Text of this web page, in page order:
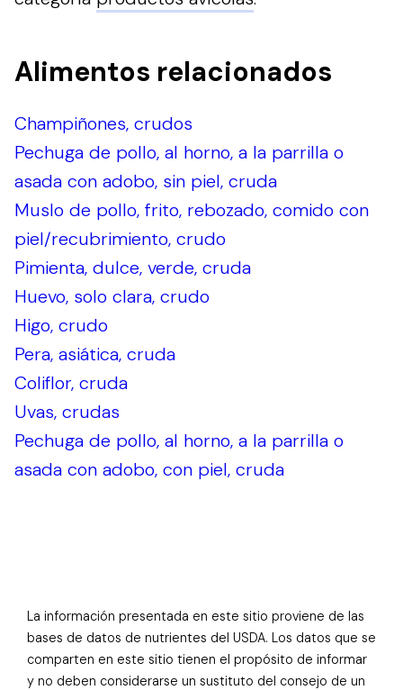
Alimentos relacionados
Champiñones, crudos
Pechuga de pollo, al horno, a la parrilla o
asada con adobo, sin piel, cruda
Muslo de pollo, frito, rebozado, comido con
piel/recubrimiento, crudo
Pimienta, dulce, verde, cruda
Huevo, solo clara, crudo
Higo, crudo
Pera, asiática, cruda
Coliflor, cruda
Uvas, crudas
Pechuga de pollo, al horno, a la parrilla o
asada con adobo, con piel, cruda
La información presentada en este sitio proviene de las
bases de datos de nutrientes del USDA. Los datos que se
comparten en este sitio tienen el propósito de informar
y no deben considerarse un sustituto del consejo de un